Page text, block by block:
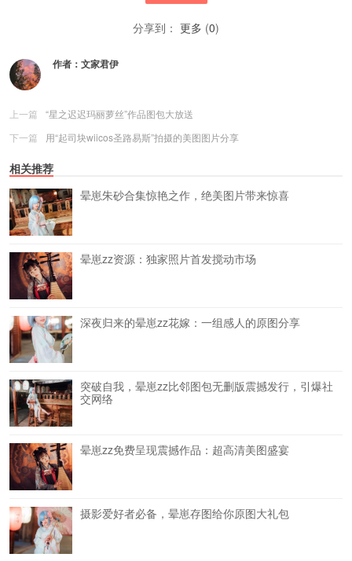
分享到： 更多 (0)
作者： 文家君伊
上一篇
“星之迟迟玛丽萝丝”作品图包大放送
下一篇
用“起司块wiicos圣路易斯”拍摄的美图图片分享
相关推荐
晕崽朱砂合集惊艳之作，绝美图片带来惊喜
晕崽zz资源：独家照片首发搅动市场
深夜归来的晕崽zz花嫁：一组感人的原图分享
突破自我，晕崽zz比邻图包无删版震撼发行，引爆社
交网络
晕崽zz免费呈现震撼作品：超高清美图盛宴
摄影爱好者必备，晕崽存图给你原图大礼包